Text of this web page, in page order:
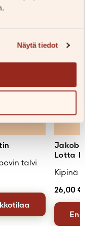
Näytä tiedot
talvi
Jakob
Lotta
Kipinä
26,00 €